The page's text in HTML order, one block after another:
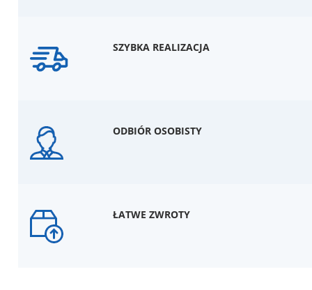
SZYBKA REALIZACJA
ODBIÓR OSOBISTY
ŁATWE ZWROTY